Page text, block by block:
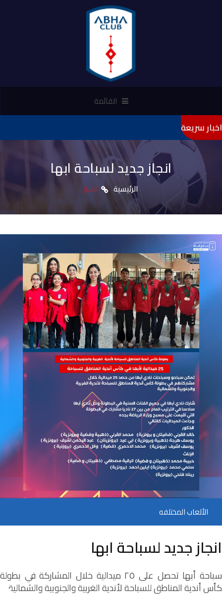
القائمة
اخبار سريعة
انجاز جديد لسباحة ابها
الرئيسية اخبار
الألعاب المختلفه
انجاز جديد لسباحة ابها
سباحة أبها تحصل على ٢٥ ميدالية خلال المشاركة في بطولة
كأس أندية المناطق للسباحة لأندية الغربية والجنوبية والشمالية